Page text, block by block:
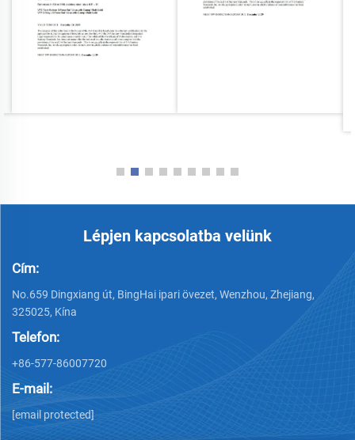
Lépjen kapcsolatba velünk
Cím:
No.659 Dingxiang út, BingHai ipari övezet, Wenzhou, Zhejiang,
325025, Kína
Telefon:
+86-577-86007720
E-mail:
[email protected]